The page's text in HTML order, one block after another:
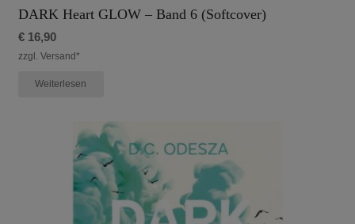
DARK Heart GLOW – Band 6 (Softcover)
€16,90
zzgl. Versand*
Weiterlesen